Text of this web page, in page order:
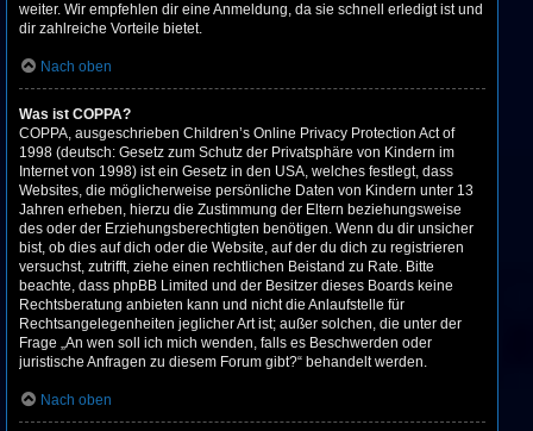
weiter. Wir empfehlen dir eine Anmeldung, da sie schnell erledigt ist und
dir zahlreiche Vorteile bietet.
Nach oben
Was ist COPPA?
COPPA, ausgeschrieben Children’s Online Privacy Protection Act of
1998 (deutsch: Gesetz zum Schutz der Privatsphäre von Kindern im
Internet von 1998) ist ein Gesetz in den USA, welches festlegt, dass
Websites, die möglicherweise persönliche Daten von Kindern unter 13
Jahren erheben, hierzu die Zustimmung der Eltern beziehungsweise
des oder der Erziehungsberechtigten benötigen. Wenn du dir unsicher
bist, ob dies auf dich oder die Website, auf der du dich zu registrieren
versuchst, zutrifft, ziehe einen rechtlichen Beistand zu Rate. Bitte
beachte, dass phpBB Limited und der Besitzer dieses Boards keine
Rechtsberatung anbieten kann und nicht die Anlaufstelle für
Rechtsangelegenheiten jeglicher Art ist; außer solchen, die unter der
Frage „An wen soll ich mich wenden, falls es Beschwerden oder
juristische Anfragen zu diesem Forum gibt?“ behandelt werden.
Nach oben